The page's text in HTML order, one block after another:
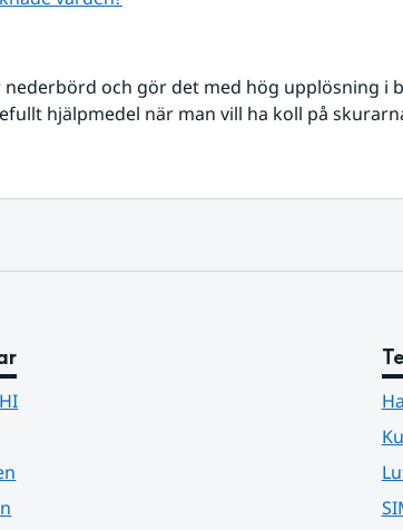
nederbörd och gör det med hög upplösning i
hjälpmedel när man vill ha koll på